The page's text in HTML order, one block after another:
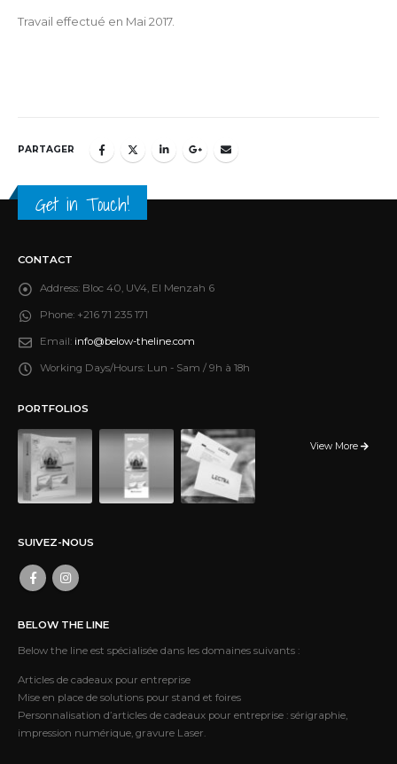
Travail effectué en Mai 2017.
PARTAGER
Get in Touch!
CONTACT
Address: Bloc 40, UV4, El Menzah 6
Phone: +216 71 235 171
Email: info@below-theline.com
Working Days/Hours: Lun - Sam / 9h à 18h
PORTFOLIOS
View More
SUIVEZ-NOUS
BELOW THE LINE
Below the line est spécialisée dans les domaines suivants :
Articles de cadeaux pour entreprise
Mise en place de solutions pour stand et foires
Personnalisation d’articles de cadeaux pour entreprise : sérigraphie,
impression numérique, gravure Laser.